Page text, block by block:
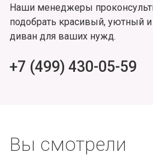
Наши менеджеры
подобрать красивый, уютный
диван для ваших нужд.
+7 (499) 430-05-59
Вы смотрели